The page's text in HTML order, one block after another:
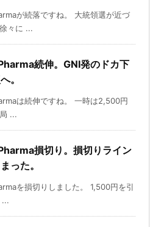
が続落ですね。 大統領選が近づ
々に ...
続伸。GNI発のドカ下
。
は続伸ですね。 一時は2,500円
...
損切り。損切りライン
った。
を損切りしました。 1,500円を引
...